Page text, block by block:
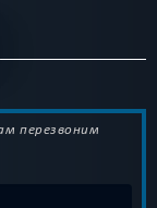
перезвоним